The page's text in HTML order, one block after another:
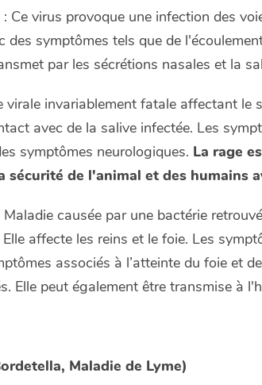
: Ce virus provoque une infection des
des symptômes tels que de
par les sécrétions nasales et la
virale invariablement fatale affectant le
avec de la salive infectée. Les
symptômes neurologiques. La rage
sécurité de l'animal et des humains
Maladie causée par une bactérie
affecte les reins et le foie. Les
associés à l’atteinte du foie et
Elle peut également être transmise à
Maladie de Lyme)